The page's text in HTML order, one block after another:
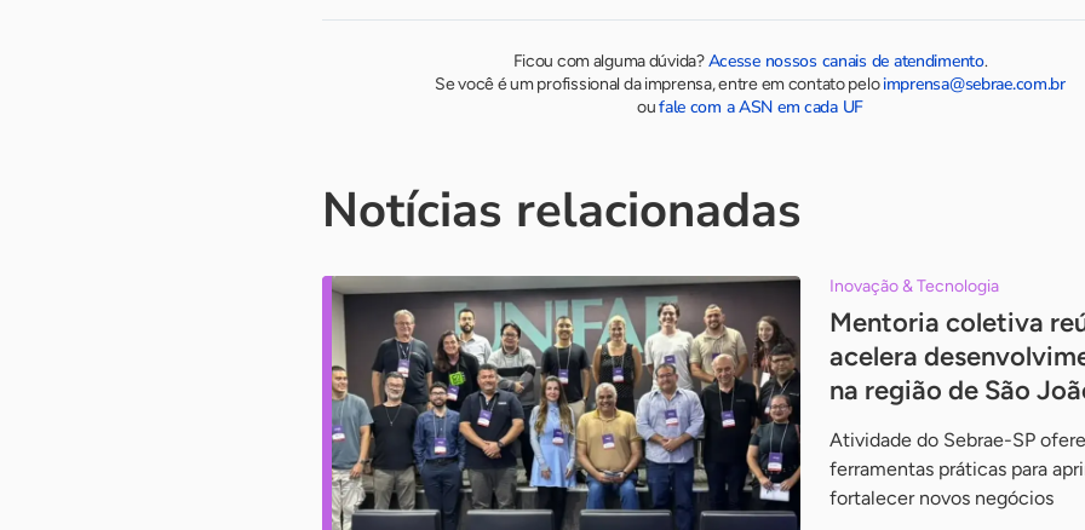
Ficou com alguma dúvida?Acesse nossos canais de atendimento.
Se você é um profissional da imprensa, entre em contato peloimprensa@sebrae.com.br
oufale com a ASN em cada UF
Notícias relacionadas
Inovação & Tecnologia
Mentoria coletiva
acelera
na região de São
Atividade do Sebrae-SP
ferramentas práticas para
fortalecer novos negócios